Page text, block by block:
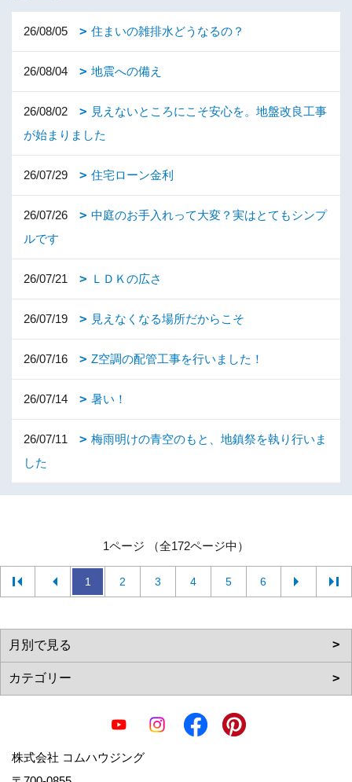
26/08/05 住まいの雑排水どうなるの？
26/08/04 地震への備え
26/08/02
見えないところにこそ安心を。地盤改良工事
が始まりました
26/07/29 住宅ローン金利
26/07/26
中庭のお手入れって大変？実はとてもシンプ
ルです
26/07/21 ＬＤＫの広さ
26/07/19 見えなくなる場所だからこそ
26/07/16 Z空調の配管工事を行いました！
26/07/14 暑い！
26/07/11
梅雨明けの青空のもと、地鎮祭を執り行いま
した
1ページ （全172ページ中）
1 2 3 4 5 6
株式会社 コムハウジング